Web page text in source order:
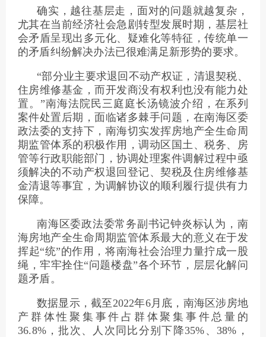
确实，越往基层走，面对的问题就越复杂，
尤其在当前经济社会急剧转型发展时期，基层社
会矛盾呈现出多元化、疑难化等特征，传统单一
的矛盾纠纷解决办法已很难满足新形势的要求。
“部分业主要求退回不动产权证，清退契税、
住房维修基金，而开发商没有权利也没有能力处
置。”南海法院民三庭庭长汤镜波介绍，在系列
案件处置后期，面临诸多棘手问题，在南海区委
政法委的支持下，南海切实发挥房地产全生命周
期监管体系的积极作用，调动区国土、税务、房
管等行政职能部门，协调处理案件调解过程中亟
须解决的不动产权退回登记、契税及住房维修基
金清退等事宜，为调解协议的顺利履行提供有力
保障。
南海区委政法委常务副书记钟炎标认为，南
海房地产全生命周期监管体系最大的意义在于发
挥起“统”的作用，将南海社会治理力量拧成一股
绳，牢牢拴住“问题楼盘”各个环节，层层化解问
题矛盾。
数据显示，截至2022年6月底，南海区涉房地
产群体性聚集事件占群体聚集事件总量的
36.8%，批次、人次同比分别下降35%、38%，